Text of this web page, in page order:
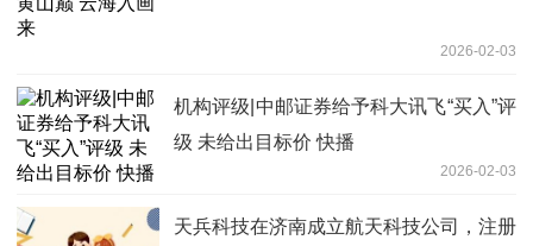
2026-02-03
机构评级|中邮证券给予科大讯飞“买入”评
级 未给出目标价 快播
2026-02-03
天兵科技在济南成立航天科技公司，注册